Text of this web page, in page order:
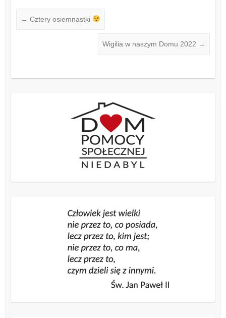
← Cztery osiemnastki
Wigilia w naszym Domu 2022 →